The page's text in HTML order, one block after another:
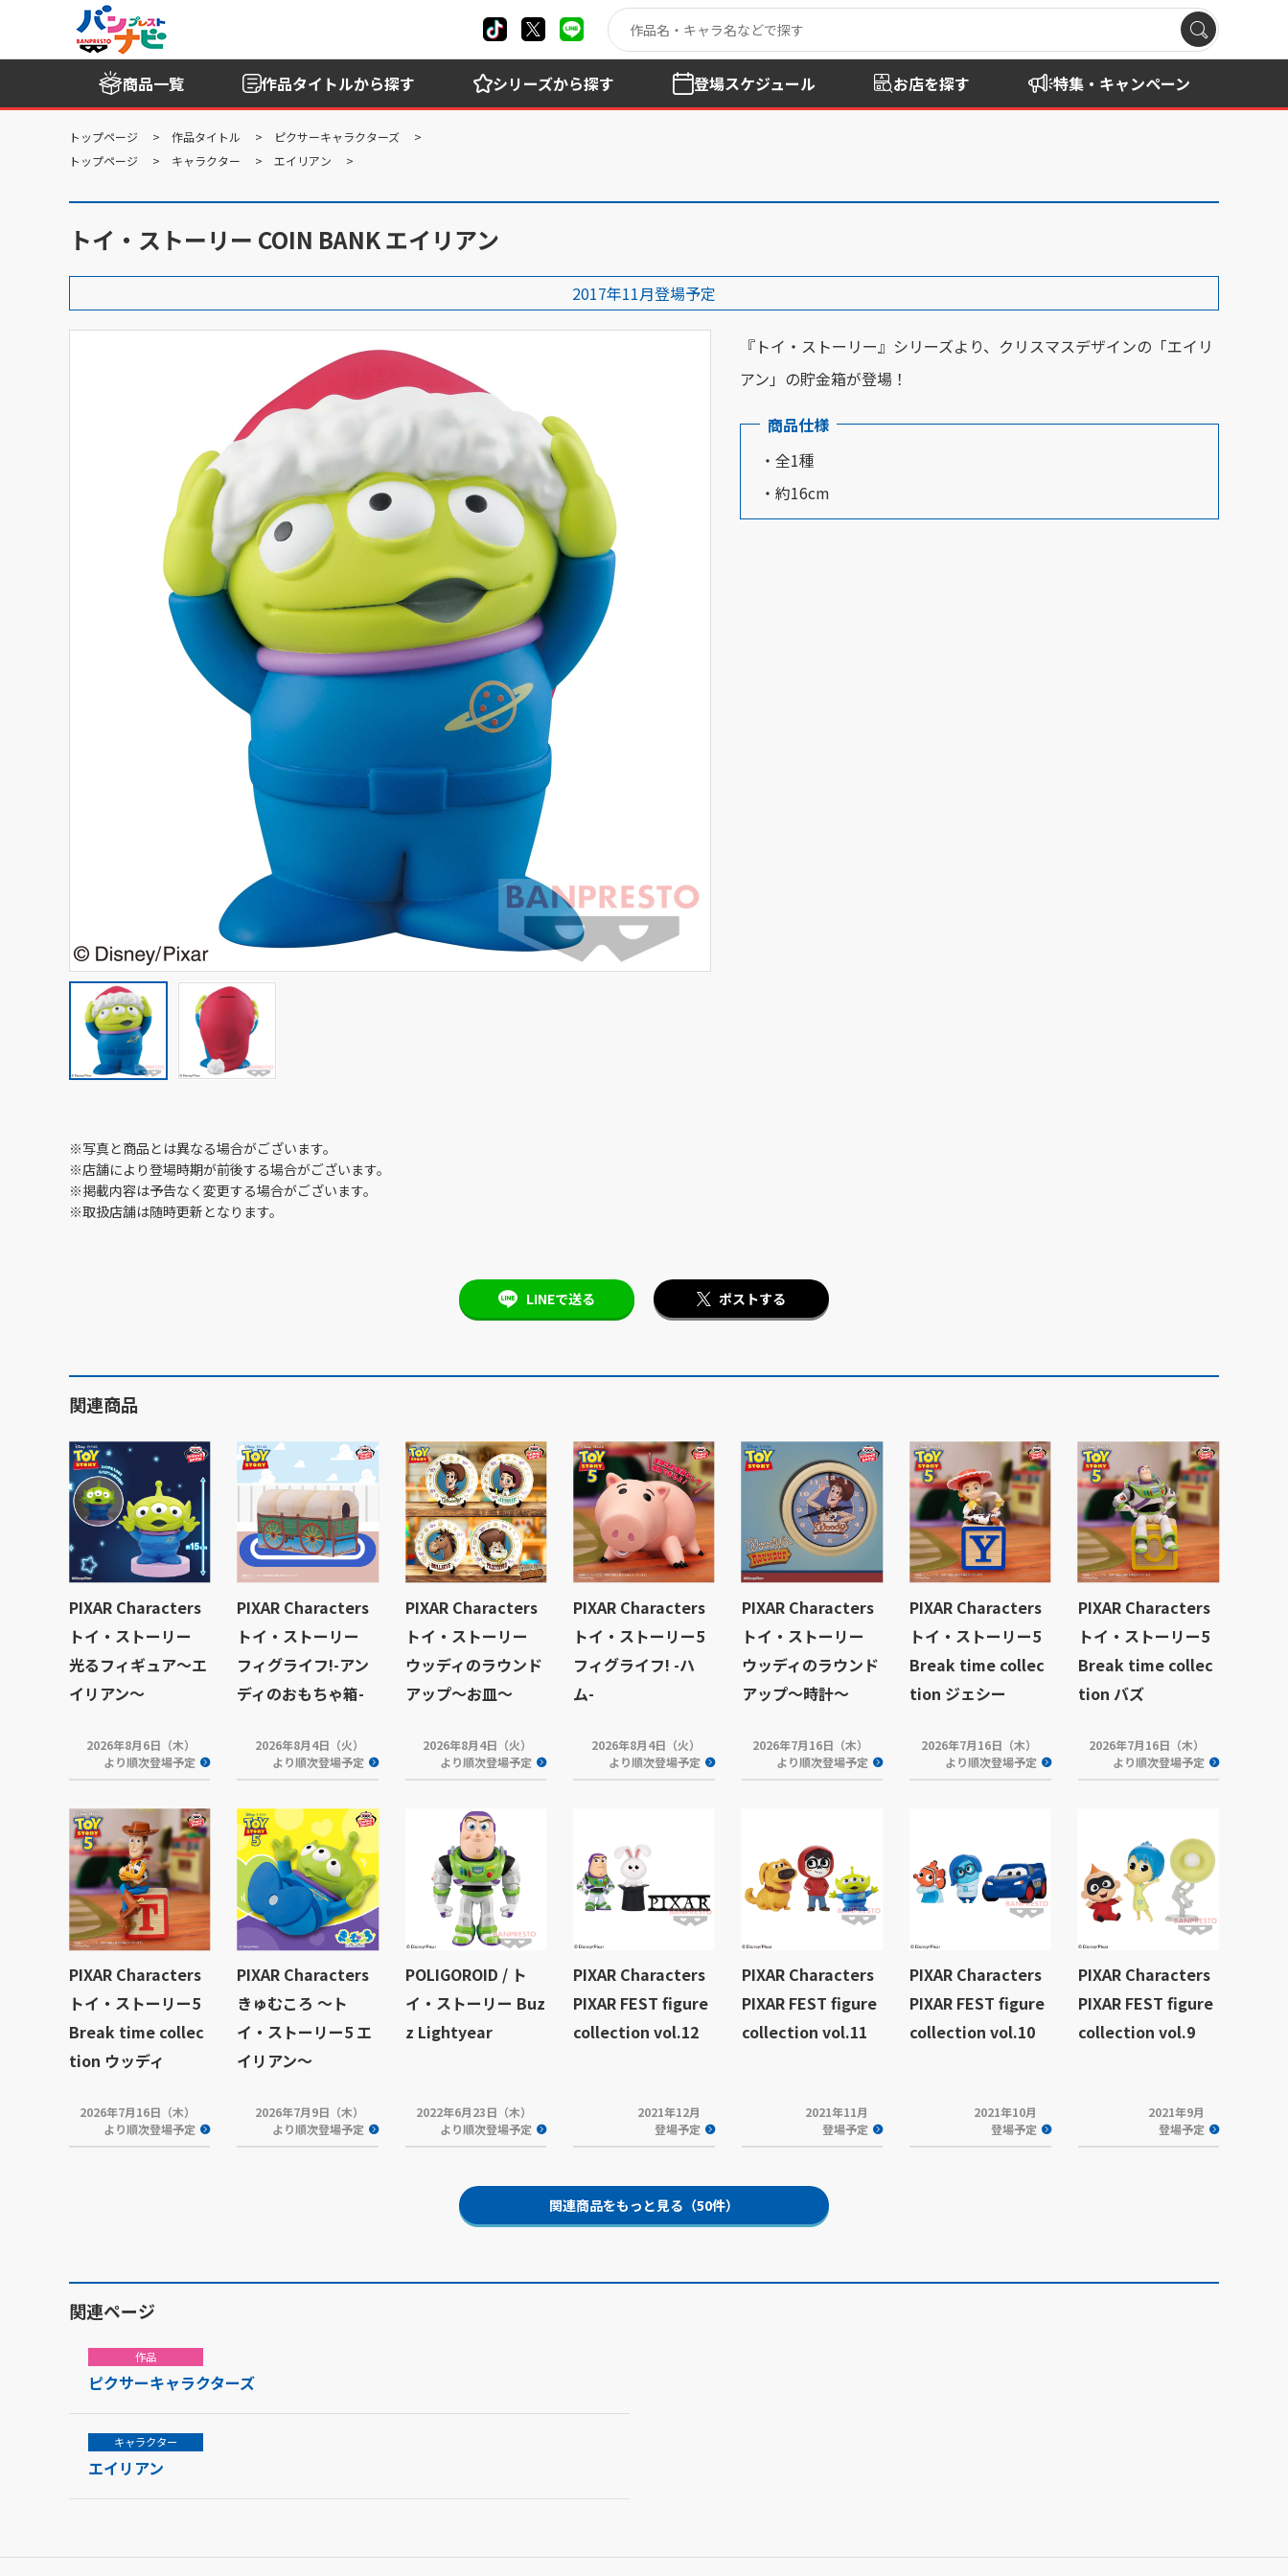
商品一覧 作品タイトルから探す シリーズから探す 登場スケジュール お店を探す 特集・キャンペーン
トップページ 作品タイトル
ピクサーキャラクターズ
トップページ
キャラクター エイリアン
トイ・ストーリー COIN BANK エイリアン
2017年11月登場予定
『トイ・ストーリー』シリーズより、クリスマスデザインの「エイリ
アン」の貯金箱が登場！
商品仕様
・全1種
・約16cm
※写真と商品とは異なる場合がございます。
※店舗により登場時期が前後する場合がございます。
※掲載内容は予告なく変更する場合がございます。
※取扱店舗は随時更新となります。
LINEで送る ポストする
関連商品
PIXAR Characters
トイ・ストーリー
光るフィギュア～エ
イリアン～
2026年8月6日（木）
より順次登場予定
PIXAR Characters
トイ・ストーリー
フィグライフ!-アン
ディのおもちゃ箱-
2026年8月4日（火）
より順次登場予定
PIXAR Characters
トイ・ストーリー
ウッディのラウンド
アップ～お皿～
2026年8月4日（火）
より順次登場予定
PIXAR Characters
トイ・ストーリー5
フィグライフ! -ハ
ム-
2026年8月4日（火）
より順次登場予定
PIXAR Characters
トイ・ストーリー
ウッディのラウンド
アップ～時計～
2026年7月16日（木）
より順次登場予定
PIXAR Characters
トイ・ストーリー5
Break time collec
tion ジェシー
2026年7月16日（木）
より順次登場予定
PIXAR Characters
トイ・ストーリー5
Break time collec
tion バズ
2026年7月16日（木）
より順次登場予定
PIXAR Characters
トイ・ストーリー5
Break time collec
tion ウッディ
2026年7月16日（木）
より順次登場予定
PIXAR Characters
きゅむころ ～ト
イ・ストーリー5 エ
イリアン～
2026年7月9日（木）
より順次登場予定
POLIGOROID / ト
イ・ストーリー Buz
z Lightyear
2022年6月23日（木）
より順次登場予定
PIXAR Characters
PIXAR FEST figure
collection vol.12
2021年12月
登場予定
PIXAR Characters
PIXAR FEST figure
collection vol.11
2021年11月
登場予定
PIXAR Characters
PIXAR FEST figure
collection vol.10
2021年10月
登場予定
PIXAR Characters
PIXAR FEST figure
collection vol.9
2021年9月
登場予定
関連商品をもっと見る（50件）
関連ページ
作品
ピクサーキャラクターズ
キャラクター
エイリアン